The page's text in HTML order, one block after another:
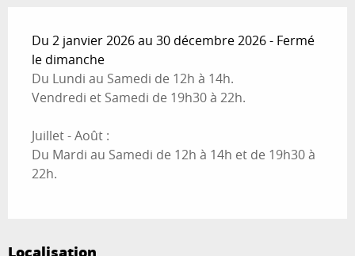
Du 2 janvier 2026 au 30 décembre 2026 - Fermé
le dimanche
Du Lundi au Samedi de 12h à 14h.
Vendredi et Samedi de 19h30 à 22h.
Juillet - Août :
Du Mardi au Samedi de 12h à 14h et de 19h30 à
22h.
Localisation